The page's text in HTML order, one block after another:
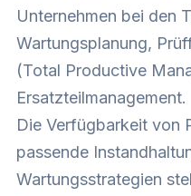
Unternehmen bei den
Wartungsplanung,
(Total Productive
Ersatzteilmanagement.
Die Verfügbarkeit von
passende
Wartungsstrategien